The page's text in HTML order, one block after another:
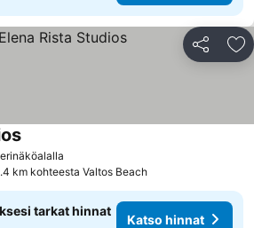
Jaa
Katso hinnat
km kohteesta Valtos Beach
tarkat hinnat
Katso hinnat